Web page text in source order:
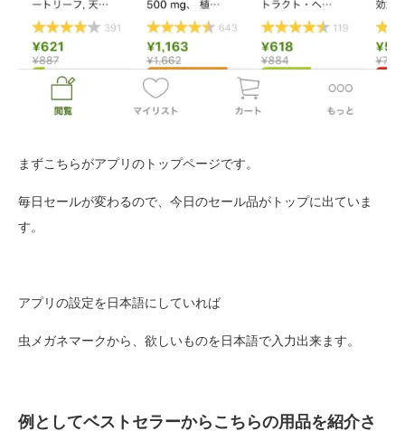
まずこちらがアプリのトップページです。
毎日セールが変わるので、今日のセール品がトップに出ていま
す。
アプリの設定を日本語にしていれば
虫メガネマークから、欲しいものを日本語で入力出来ます。
例としてベストセラーからこちらの用品を紹介さ